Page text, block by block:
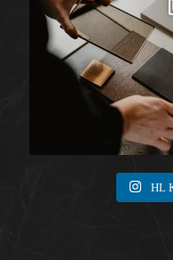
sammen,...
1 0
HL